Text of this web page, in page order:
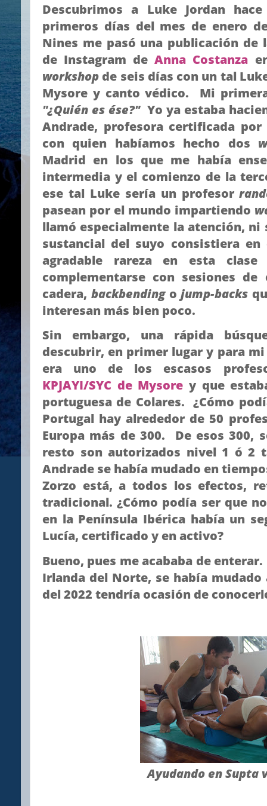
Descubrimos a Luke Jordan
primeros días del mes de enero
Nines me pasó una publicación de
de Instagram deAnna Costanza
workshop de seis días con un tal
Mysore y canto védico. Mi
"¿Quién es ése?"Yo ya estaba
Andrade, profesora certificada por
con quien habíamos hecho dos
Madrid en los que me había
intermedia y el comienzo de la
ese tal Luke sería un profesor
pasean por el mundo impartiendo
llamó especialmente la atención,
sustancial del suyo consistiera
agradable rareza en esta
complementarse con sesiones
cadera, backbending o jump-backs
interesan más bien poco.
Sin embargo, una rápida
descubrir, en primer lugar y para
era uno de los escasos
KPJAYI/SYC de Mysore y que
portuguesa de Colares. ¿Cómo
Portugal hay alrededor de 50
Europa más de 300. De esos 300,
resto son autorizados nivel 1 ó 2
Andrade se había mudado en
Zorzo está, a todos los efectos,
tradicional. ¿Cómo podía ser que
en la Península Ibérica había un
Lucía, certificado y en activo?
Bueno, pues me acababa de
Irlanda del Norte, se había
del 2022 tendría ocasión de
Ayudando en Supta